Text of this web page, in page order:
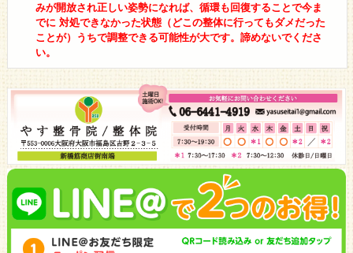
みが開放され正しい姿勢になれば、循環も回復することで今ま
でに 対処できなかった状態（どこの整体に行ってもダメだった
ことが）うちで調整できる可能性が大です。諦めないでくださ
い。